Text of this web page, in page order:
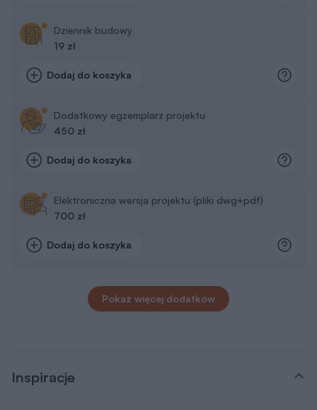
Dziennik budowy
19 zł
Dodaj do koszyka
Dodatkowy egzemplarz projektu
450 zł
Dodaj do koszyka
Elektroniczna wersja projektu (pliki dwg+pdf)
700 zł
Dodaj do koszyka
Pokaż więcej dodatków
Inspiracje